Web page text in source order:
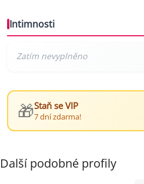
Intimnosti
🎁Staň se VIP
7 dní zdarma!
Další podobné profily